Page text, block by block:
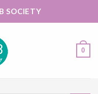
SOCIETY
0